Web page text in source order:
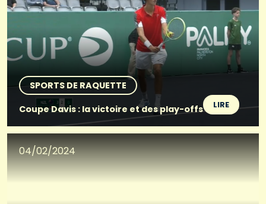
SPORTS DE RAQUETTE
Coupe Davis : la victoire et des play-offs
LIRE
04/02/2024